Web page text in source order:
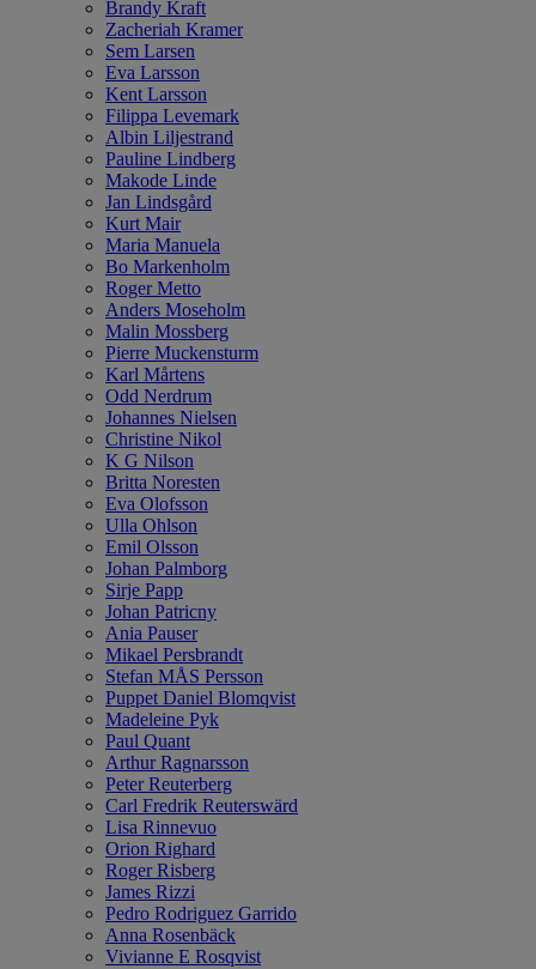
Brandy Kraft
Zacheriah Kramer
Sem Larsen
Eva Larsson
Kent Larsson
Filippa Levemark
Albin Liljestrand
Pauline Lindberg
Makode Linde
Jan Lindsgård
Kurt Mair
Maria Manuela
Bo Markenholm
Roger Metto
Anders Moseholm
Malin Mossberg
Pierre Muckensturm
Karl Mårtens
Odd Nerdrum
Johannes Nielsen
Christine Nikol
K G Nilson
Britta Noresten
Eva Olofsson
Ulla Ohlson
Emil Olsson
Johan Palmborg
Sirje Papp
Johan Patricny
Ania Pauser
Mikael Persbrandt
Stefan MÅS Persson
Puppet Daniel Blomqvist
Madeleine Pyk
Paul Quant
Arthur Ragnarsson
Peter Reuterberg
Carl Fredrik Reuterswärd
Lisa Rinnevuo
Orion Righard
Roger Risberg
James Rizzi
Pedro Rodriguez Garrido
Anna Rosenbäck
Vivianne E Rosqvist